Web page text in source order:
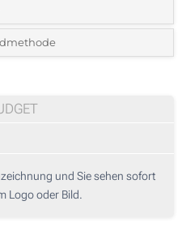
für Ihr Logo:
und Sie sehen sofort
Logo oder Bild.